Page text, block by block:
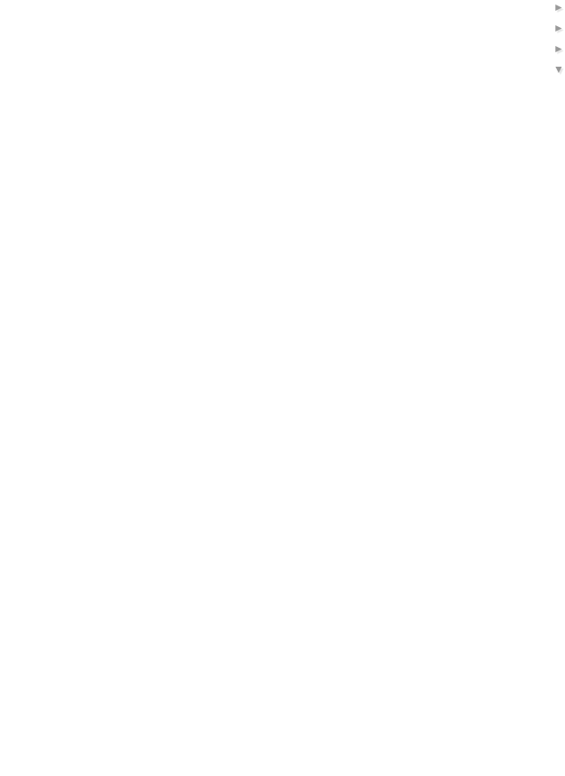
►
►
►
▼